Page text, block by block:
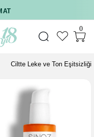
0
Ciltte Leke ve Ton Eşitsizliği